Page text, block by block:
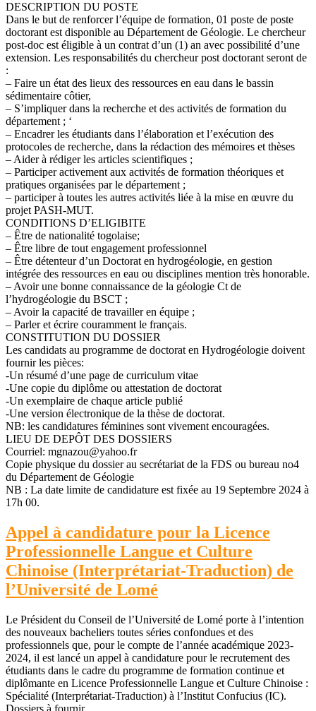
DESCRIPTION DU POSTE
Dans le but de renforcer l’équipe de formation, 01 poste de poste
doctorant est disponible au Département de Géologie. Le chercheur
post-doc est éligible à un contrat d’un (1) an avec possibilité d’une
extension. Les responsabilités du chercheur post doctorant seront de
:
– Faire un état des lieux des ressources en eau dans le bassin
sédimentaire côtier,
– S’impliquer dans la recherche et des activités de formation du
département ; ‘
– Encadrer les étudiants dans l’élaboration et l’exécution des
protocoles de recherche, dans la rédaction des mémoires et thèses
– Aider à rédiger les articles scientifiques ;
– Participer activement aux activités de formation théoriques et
pratiques organisées par le département ;
– participer à toutes les autres activités liée à la mise en œuvre du
projet PASH-MUT.
CONDITIONS D’ELIGIBITE
– Être de nationalité togolaise;
– Être libre de tout engagement professionnel
– Être détenteur d’un Doctorat en hydrogéologie, en gestion
intégrée des ressources en eau ou disciplines mention très honorable.
– Avoir une bonne connaissance de la géologie Ct de
l’hydrogéologie du BSCT ;
– Avoir la capacité de travailler en équipe ;
– Parler et écrire couramment le français.
CONSTITUTION DU DOSSIER
Les candidats au programme de doctorat en Hydrogéologie doivent
fournir les pièces:
-Un résumé d’une page de curriculum vitae
-Une copie du diplôme ou attestation de doctorat
-Un exemplaire de chaque article publié
-Une version électronique de la thèse de doctorat.
NB: les candidatures féminines sont vivement encouragées.
LIEU DE DEPÔT DES DOSSIERS
Courriel: mgnazou@yahoo.fr
Copie physique du dossier au secrétariat de la FDS ou bureau no4
du Département de Géologie
NB : La date limite de candidature est fixée au 19 Septembre 2024 à
17h 00.
Appel à candidature pour la Licence
Professionnelle Langue et Culture
Chinoise (Interprétariat-Traduction) de
l’Université de Lomé
Le Président du Conseil de l’Université de Lomé porte à l’intention
des nouveaux bacheliers toutes séries confondues et des
professionnels que, pour le compte de l’année académique 2023-
2024, il est lancé un appel à candidature pour le recrutement des
étudiants dans le cadre du programme de formation continue et
diplômante en Licence Professionnelle Langue et Culture Chinoise :
Spécialité (Interprétariat-Traduction) à l’Institut Confucius (IC).
Dossiers à fournir